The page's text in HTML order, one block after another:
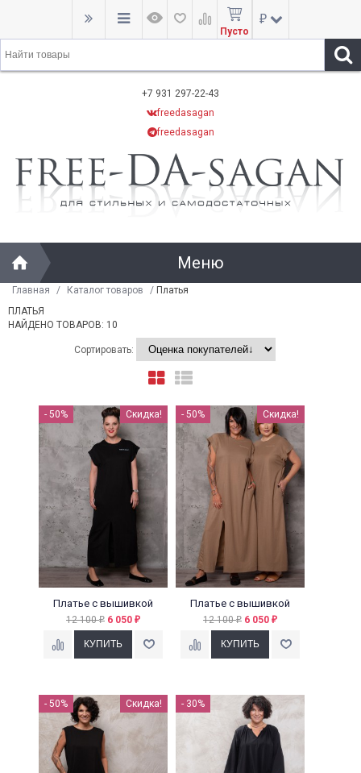
Пусто
₽
+7 931 297-22-43
freedasagan
freedasagan
Меню
Главная / Каталог товаров / Платья
ПЛАТЬЯ
НАЙДЕНО ТОВАРОВ: 10
Сортировать:
- 50% Скидка!
Платье с вышивкой
12 100₽ 6 050 ₽
- 50% Скидка!
Платье с вышивкой
12 100₽ 6 050 ₽
- 50% Скидка! - 30%